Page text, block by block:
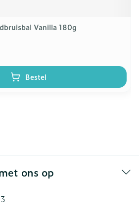
Vanilla 180g
Bestel
ons op